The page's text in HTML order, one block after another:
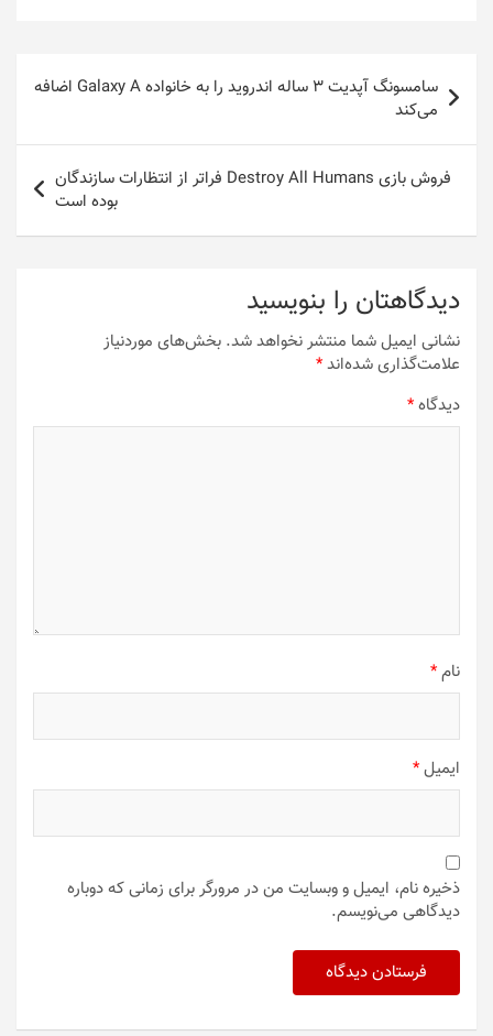
راهبری
نوشته
سامسونگ آپدیت ۳ ساله اندروید را به خانواده Galaxy A اضافه
می‌کند
فروش بازی Destroy All Humans فراتر از انتظارات سازندگان
بوده است
دیدگاهتان را بنویسید
نشانی ایمیل شما منتشر نخواهد شد. بخش‌های موردنیاز
علامت‌گذاری شده‌اند*
دیدگاه*
نام*
ایمیل*
ذخیره نام، ایمیل و وبسایت من در مرورگر برای زمانی که دوباره
دیدگاهی می‌نویسم.